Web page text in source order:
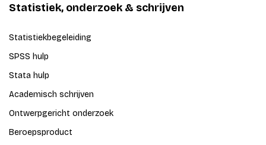
Statistiek, onderzoek & schrijven
Statistiekbegeleiding
SPSS hulp
Stata hulp
Academisch schrijven
Ontwerpgericht onderzoek
Beroepsproduct